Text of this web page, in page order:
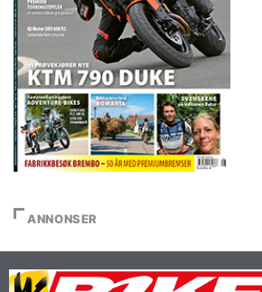
ANNONSER